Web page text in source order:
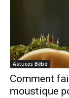
Astuces Bébé
Comment
moustique